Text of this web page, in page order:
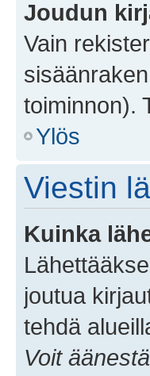
Joudun
Vain
toiminnon).
Ylös
Viestin
Kuinka
joutua
tehdä
Voit